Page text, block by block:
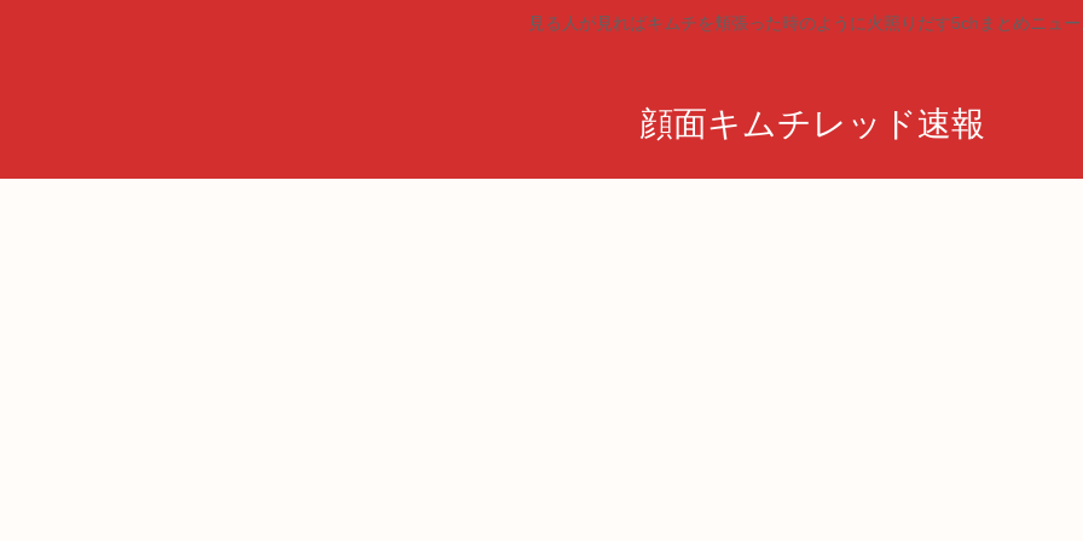
見る人が見ればキムチを頬張った時のように火照りだす5chまとめニュ
顔面キムチレッド速報